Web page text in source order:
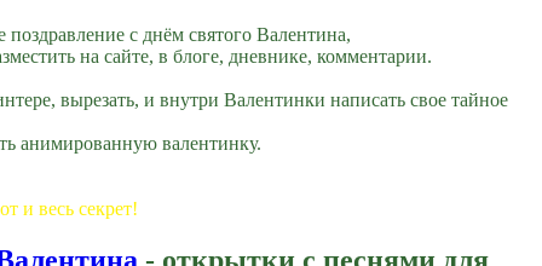
с днём святого Валентина,
на сайте, в блоге, дневнике, комментарии.
вырезать, и внутри Валентинки написать свое тайное
анимированную валентинку.
и весь секрет!
- открытки с песнями для